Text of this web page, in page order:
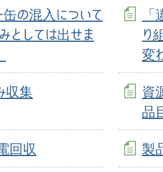
缶の混入について
としては出せま
り
変
収集
資
品
回収 製